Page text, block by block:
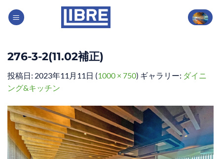
276-3-2(11.02補正)
投稿日: 2023年11月11日 (1000 × 750) ギャラリー: ダイニ
ング&キッチン